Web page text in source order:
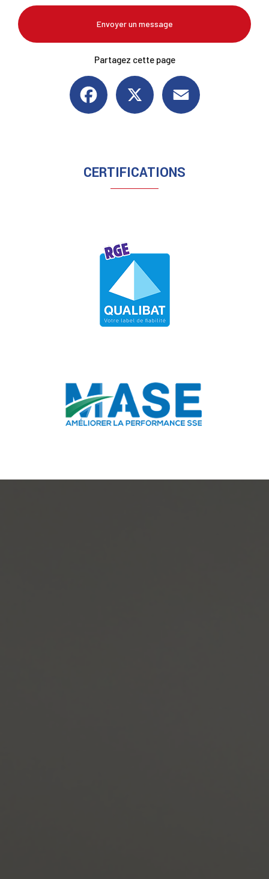
Envoyer un message
Partagez cette page
Facebook
CERTIFICATIONS